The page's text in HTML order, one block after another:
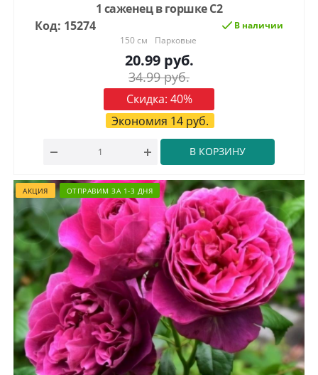
1 саженец в горшке С2
Код: 15274
В наличии
150 см
Парковые
20.99руб.
34.99руб.
Скидка: 40%
Экономия 14 руб.
В КОРЗИНУ
АКЦИЯ ОТПРАВИМ ЗА 1-3 ДНЯ